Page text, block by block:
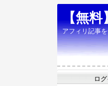
【無
アフィリ記事
ロ